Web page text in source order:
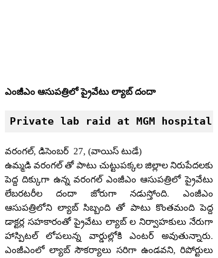
ఎంజీఎం ఆసుపత్రిలో ప్రైవేటు ల్యాబ్ దందా
Private lab raid at MGM hospital
వరంగల్, డిసెంబర్ 27, (వాయిస్ టుడే)
ఉమ్మడి వరంగల్ తో పాటు చుట్టుపక్కల జిల్లాల నిరుపేదలకు
పెద్ద దిక్కుగా ఉన్న వరంగల్ ఎంజీఎం ఆసుపత్రిలో ప్రైవేటు
లేబరటరీల దందా జోరుగా నడుస్తోంది. ఎంజీఎం
ఆసుపత్రిలోని ల్యాబ్ సిబ్బంది తో పాటు కొంతమంది పెద్ద
డాక్టర్ల సహకారంతో ప్రైవేటు ల్యాబ్ ల నిర్వాహకులు నేరుగా
హాస్పిటల్ లోపలున్న వార్డుల్లోకి ఎంటర్ అవుతున్నారు.
ఎంజీఎంలో ల్యాబ్ సౌకర్యాలు సరిగా ఉండవని, రిపోర్టులు